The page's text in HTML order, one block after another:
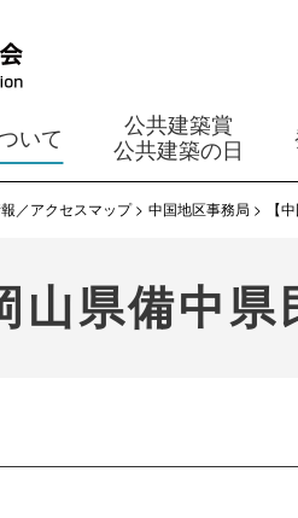
いて
公共建築賞
公共建築の日
／アクセスマップ 中国地区事務局 【
山県備中